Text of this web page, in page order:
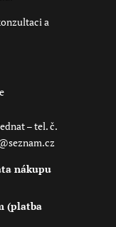
a
– tel. č.
nákupu
(platba